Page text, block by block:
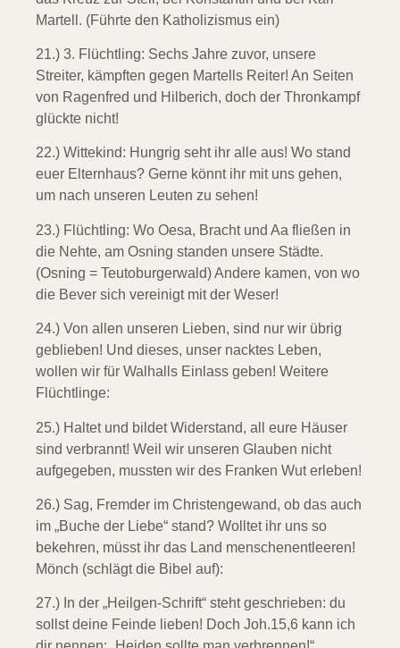
Martell. (Führte den Katholizismus ein)
21.) 3. Flüchtling: Sechs Jahre zuvor, unsere
Streiter, kämpften gegen Martells Reiter! An Seiten
von Ragenfred und Hilberich, doch der Thronkampf
glückte nicht!
22.) Wittekind: Hungrig seht ihr alle aus! Wo stand
euer Elternhaus? Gerne könnt ihr mit uns gehen,
um nach unseren Leuten zu sehen!
23.) Flüchtling: Wo Oesa, Bracht und Aa fließen in
die Nehte, am Osning standen unsere Städte.
(Osning = Teutoburgerwald) Andere kamen, von wo
die Bever sich vereinigt mit der Weser!
24.) Von allen unseren Lieben, sind nur wir übrig
geblieben! Und dieses, unser nacktes Leben,
wollen wir für Walhalls Einlass geben! Weitere
Flüchtlinge:
25.) Haltet und bildet Widerstand, all eure Häuser
sind verbrannt! Weil wir unseren Glauben nicht
aufgegeben, mussten wir des Franken Wut erleben!
26.) Sag, Fremder im Christengewand, ob das auch
im „Buche der Liebe“ stand? Wolltet ihr uns so
bekehren, müsst ihr das Land menschenentleeren!
Mönch (schlägt die Bibel auf):
27.) In der „Heilgen-Schrift“ steht geschrieben: du
sollst deine Feinde lieben! Doch Joh.15,6 kann ich